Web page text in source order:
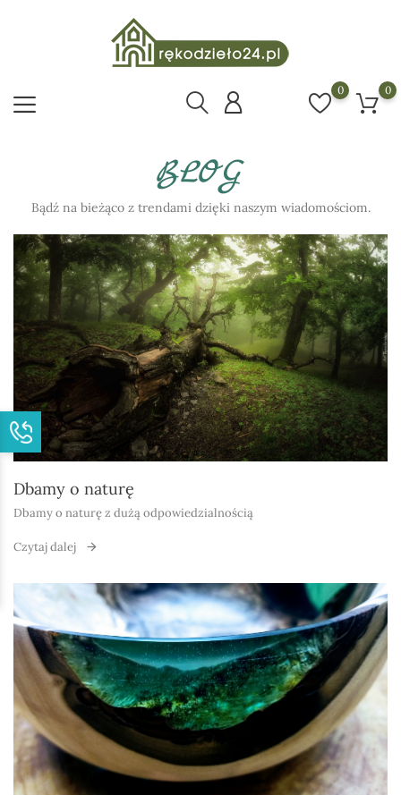
0
0
BLOG
‎Bądź na bieżąco z trendami dzięki naszym wiadomościom.‎
Dbamy o naturę
Dbamy o naturę z dużą odpowiedzialnością
Czytaj dalej